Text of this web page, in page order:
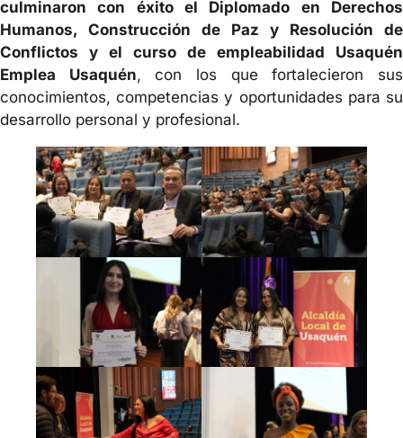
culminaron con éxito el Diplomado en Derechos
Humanos, Construcción de Paz y Resolución de
Conflictos y el curso de empleabilidad Usaquén
Emplea Usaquén, con los que fortalecieron sus
conocimientos, competencias y oportunidades para su
desarrollo personal y profesional.